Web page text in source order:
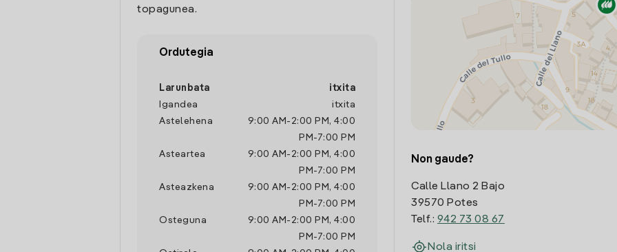
topagunea.
Ordutegia
Larunbata
itxita
Igandea
itxita
Astelehena
9:00 AM - 2:00 PM , 4:00
PM -7:00 PM
Asteartea
9:00 AM - 2:00 PM , 4:00
PM -7:00 PM
Asteazkena
9:00 AM - 2:00 PM , 4:00
PM -7:00 PM
Osteguna
9:00 AM - 2:00 PM , 4:00
PM -7:00 PM
Non gaude?
Calle Llano 2 Bajo
39570 Potes
Telf.: 942 73 08 67
Nola iritsi